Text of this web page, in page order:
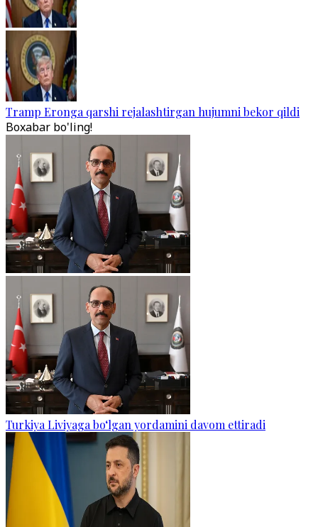
Tramp Eronga qarshi rejalashtirgan hujumni bekor qildi
Boxabar bo'ling!
Turkiya Liviyaga bo‘lgan yordamini davom ettiradi